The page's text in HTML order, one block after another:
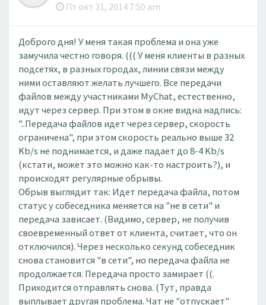
Пт окт 31, 2014 7:50 am
Доброго дня! У меня такая проблема и она уже
замучила честно говоря. ((( У меня клиенты в разных
подсетях, в разных городах, линии связи между
ними оставляют желать лучшего. Все передачи
файлов между участниками MyChat, естественно,
идут через сервер. При этом в окне видна надпись:
"..Передача файлов идет через сервер, скорость
ограничена", при этом скорость реально выше 32
Kb/s не поднимается, и даже падает до 8-4 Kb/s
(кстати, может это можно как-то настроить?), и
происходят регулярные обрывы.
Обрыв выглядит так: Идет передача файла, потом
статус у собеседника меняется на "не в сети" и
передача зависает. (Видимо, сервер, не получив
своевременный ответ от клиента, считает, что он
отключился). Через несколько секунд собеседник
снова становится "в сети", но передача файла не
продолжается. Передача просто замирает ((.
Приходится отправлять снова. (Тут, правда
выплывает другая проблема. Чат не "отпускает"